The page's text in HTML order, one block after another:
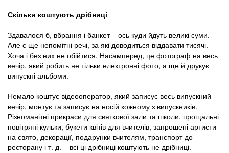
Скільки коштують дрібниці
Здавалося б, вбрання і банкет – ось куди йдуть великі суми.
Але є ще непомітні речі, за які доводиться віддавати тисячі.
Хоча і без них не обійтися. Насамперед, це фотограф на весь
вечір, який робить не тільки електронні фото, а ще й друкує
випускні альбоми.
Немало коштує відеооператор, який записує весь випускний
вечір, монтує та записує на носій кожному з випускників.
Різноманітні прикраси для святкової зали та школи, прощальні
повітряні кульки, букети квітів для вчителів, запрошені артисти
на свято, декорації, подарунки вчителям, транспорт до
ресторану і т. д. – всі ці дрібниці коштують не дрібниці.